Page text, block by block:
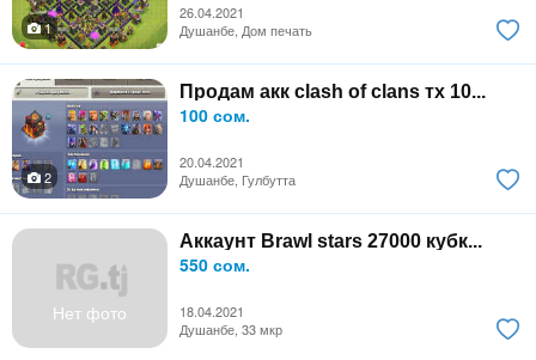
26.04.2021
1
Душанбе, Дом печать
Продам акк clash of clans тх 10...
100 сом.
20.04.2021
2
Душанбе, Гулбутта
Нет фото
Аккаунт Brawl stars 27000 кубк...
550 сом.
18.04.2021
Душанбе, 33 мкр